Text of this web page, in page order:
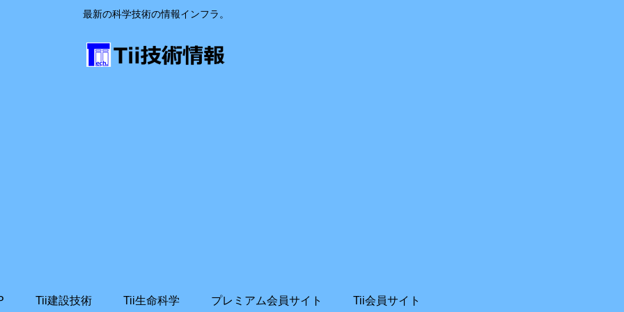
最新の科学技術の情報インフラ。
Tii建設技術 Tii生命科学 プレミアム会員サイト Tii会員サイト